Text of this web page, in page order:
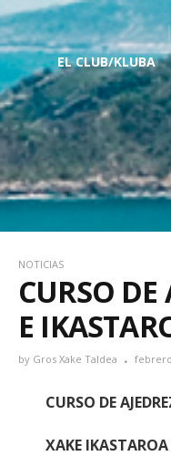
EL CLUB/KLUBA
NOTICIAS
CURSO
E
by Gros Xake Taldea
CURSO DE
XAKE